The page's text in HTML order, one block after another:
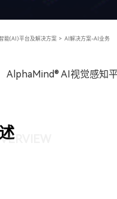
能(AI)平台及解决方案 > AI解决方案-AI业务
AlphaMind® AI视觉感知